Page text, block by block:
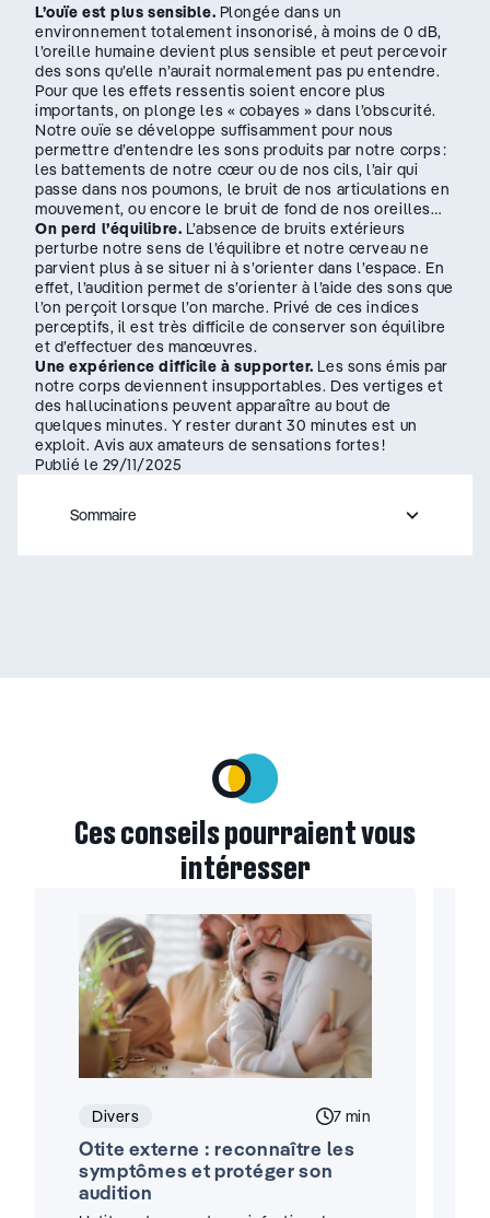
L’ouïe est plus sensible. Plongée dans un
environnement totalement insonorisé, à moins de 0 dB,
l’oreille humaine devient plus sensible et peut percevoir
des sons qu’elle n’aurait normalement pas pu entendre.
Pour que les effets ressentis soient encore plus
importants, on plonge les « cobayes » dans l’obscurité.
Notre ouïe se développe suffisamment pour nous
permettre d’entendre les sons produits par notre corps :
les battements de notre cœur ou de nos cils, l’air qui
passe dans nos poumons, le bruit de nos articulations en
mouvement, ou encore le bruit de fond de nos oreilles…
On perd l’équilibre. L’absence de bruits extérieurs
perturbe notre sens de l’équilibre et notre cerveau ne
parvient plus à se situer ni à s’orienter dans l’espace. En
effet, l’audition permet de s’orienter à l’aide des sons que
l’on perçoit lorsque l’on marche. Privé de ces indices
perceptifs, il est très difficile de conserver son équilibre
et d’effectuer des manœuvres.
Une expérience difficile à supporter. Les sons émis par
notre corps deviennent insupportables. Des vertiges et
des hallucinations peuvent apparaître au bout de
quelques minutes. Y rester durant 30 minutes est un
exploit. Avis aux amateurs de sensations fortes !
Publié le 29/11/2025
Sommaire
Ces conseils pourraient vous
intéresser
Divers Temps de lecture :
7 min
Otite externe : reconnaître les
symptômes et protéger son
audition